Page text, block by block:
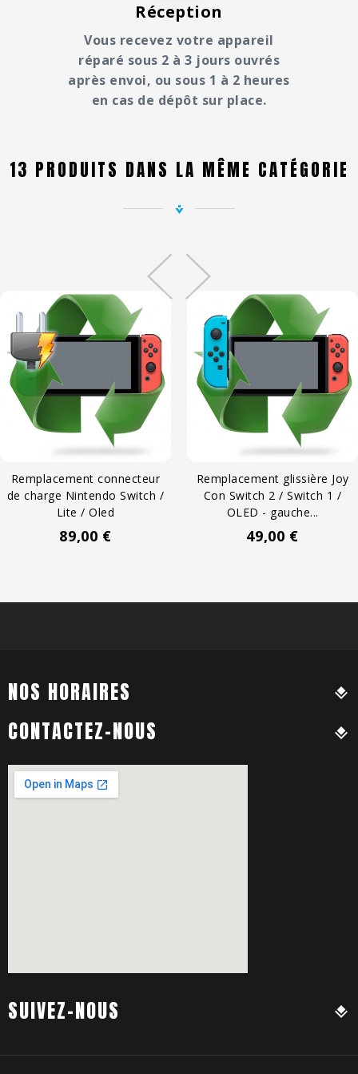
Réception
Vous recevez votre appareil
réparé sous 2 à 3 jours ouvrés
après envoi, ou sous 1 à 2 heures
en cas de dépôt sur place.
13 PRODUITS DANS LA MÊME CATÉGORIE
Remplacement connecteur
de charge Nintendo Switch /
Lite / Oled
Prix
89,00 €
Remplacement glissière Joy
Con Switch 2 / Switch 1 /
OLED - gauche...
Prix
49,00 €
NOS HORAIRES
CONTACTEZ-NOUS
SUIVEZ-NOUS